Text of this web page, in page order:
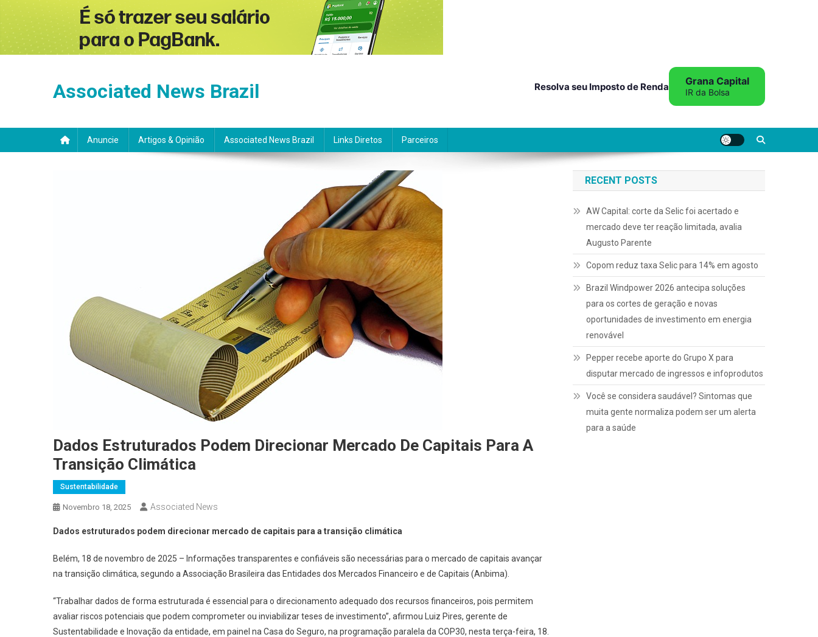
Associated News Brazil Resolva seu Imposto de Renda Grana Capital
IR da Bolsa
Anuncie Artigos & Opinião Associated News Brazil Links Diretos Parceiros
Dados Estruturados Podem Direcionar Mercado De Capitais Para A
Transição Climática
Sustentabilidade
Novembro 18, 2025 Associated News
Dados estruturados podem direcionar mercado de capitais para a transição climática
Belém, 18 de novembro de 2025 – Informações transparentes e confiáveis são necessárias para o mercado de capitais avançar
na transição climática, segundo a Associação Brasileira das Entidades dos Mercados Financeiro e de Capitais (Anbima).
“Trabalhar dados de forma estruturada é essencial para o direcionamento adequado dos recursos financeiros, pois permitem
avaliar riscos potenciais que podem comprometer ou inviabilizar teses de investimento”, afirmou Luiz Pires, gerente de
Sustentabilidade e Inovação da entidade, em painel na Casa do Seguro, na programação paralela da COP30, nesta terça-feira, 18.
RECENT POSTS
AW Capital: corte da Selic foi acertado e
mercado deve ter reação limitada, avalia
Augusto Parente
Copom reduz taxa Selic para 14% em agosto
Brazil Windpower 2026 antecipa soluções
para os cortes de geração e novas
oportunidades de investimento em energia
renovável
Pepper recebe aporte do Grupo X para
disputar mercado de ingressos e infoprodutos
Você se considera saudável? Sintomas que
muita gente normaliza podem ser um alerta
para a saúde